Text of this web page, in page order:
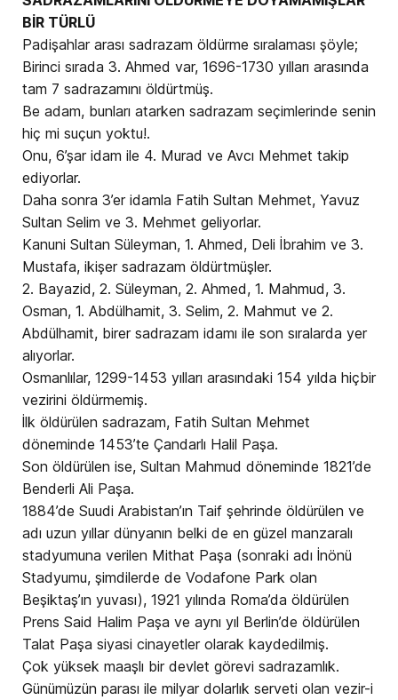
BİR TÜRLÜ
Padişahlar arası sadrazam öldürme sıralaması şöyle;
Birinci sırada 3. Ahmed var, 1696-1730 yılları arasında
tam 7 sadrazamını öldürtmüş.
Be adam, bunları atarken sadrazam seçimlerinde senin
hiç mi suçun yoktu!.
Onu, 6’şar idam ile 4. Murad ve Avcı Mehmet takip
ediyorlar.
Daha sonra 3’er idamla Fatih Sultan Mehmet, Yavuz
Sultan Selim ve 3. Mehmet geliyorlar.
Kanuni Sultan Süleyman, 1. Ahmed, Deli İbrahim ve 3.
Mustafa, ikişer sadrazam öldürtmüşler.
2. Bayazid, 2. Süleyman, 2. Ahmed, 1. Mahmud, 3.
Osman, 1. Abdülhamit, 3. Selim, 2. Mahmut ve 2.
Abdülhamit, birer sadrazam idamı ile son sıralarda yer
alıyorlar.
Osmanlılar, 1299-1453 yılları arasındaki 154 yılda hiçbir
vezirini öldürmemiş.
İlk öldürülen sadrazam, Fatih Sultan Mehmet
döneminde 1453’te Çandarlı Halil Paşa.
Son öldürülen ise, Sultan Mahmud döneminde 1821’de
Benderli Ali Paşa.
1884’de Suudi Arabistan’ın Taif şehrinde öldürülen ve
adı uzun yıllar dünyanın belki de en güzel manzaralı
stadyumuna verilen Mithat Paşa (sonraki adı İnönü
Stadyumu, şimdilerde de Vodafone Park olan
Beşiktaş’ın yuvası), 1921 yılında Roma’da öldürülen
Prens Said Halim Paşa ve aynı yıl Berlin’de öldürülen
Talat Paşa siyasi cinayetler olarak kaydedilmiş.
Çok yüksek maaşlı bir devlet görevi sadrazamlık.
Günümüzün parası ile milyar dolarlık serveti olan vezir-i